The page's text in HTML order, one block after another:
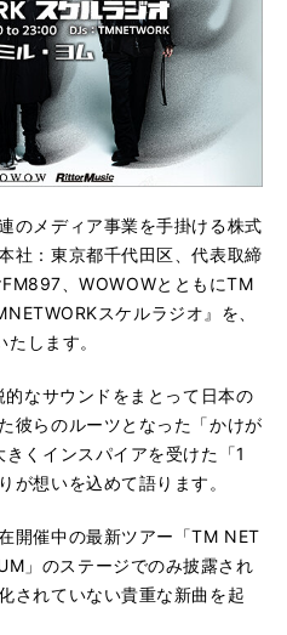
のメディア事業を手掛ける株式
社：東京都千代田区、代表取締
、WOWOWとともにTM
スケルラジオ』を、
します。
なサウンドをまとって日本の
彼らのルーツとなった「かけが
くインスパイアを受けた「1
が想いを込めて語ります。
開催中の最新ツアー「TM NET
」のステージでのみ披露され
されていない貴重な新曲を起